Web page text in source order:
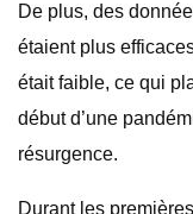
De plus, des
étaient plus
était faible, ce qui
début d’une
résurgence.
Durant les